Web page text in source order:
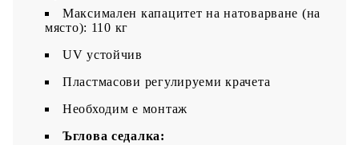
Максимален капацитет на натоварване (на
място): 110 кг
UV устойчив
Пластмасови регулируеми крачета
Необходим е монтаж
Ъглова седалка: